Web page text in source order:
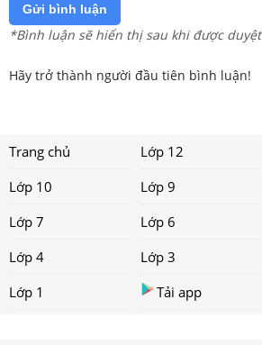
Gửi bình luận
*Bình luận sẽ hiển thị sau khi được duyệt
Hãy trở thành người đầu tiên bình luận!
Trang chủ Lớp 12
Lớp 10
Lớp 9
Lớp 7
Lớp 6
Lớp 4
Lớp 3
Lớp 1
Tải app